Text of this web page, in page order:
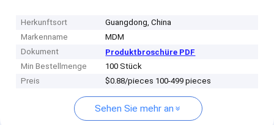
Herkunftsort
Guangdong, China
Markenname
MDM
Dokument
Produktbroschüre PDF
Min Bestellmenge
100 Stück
Preis
$0.88/pieces 100-499 pieces
Sehen Sie mehr an